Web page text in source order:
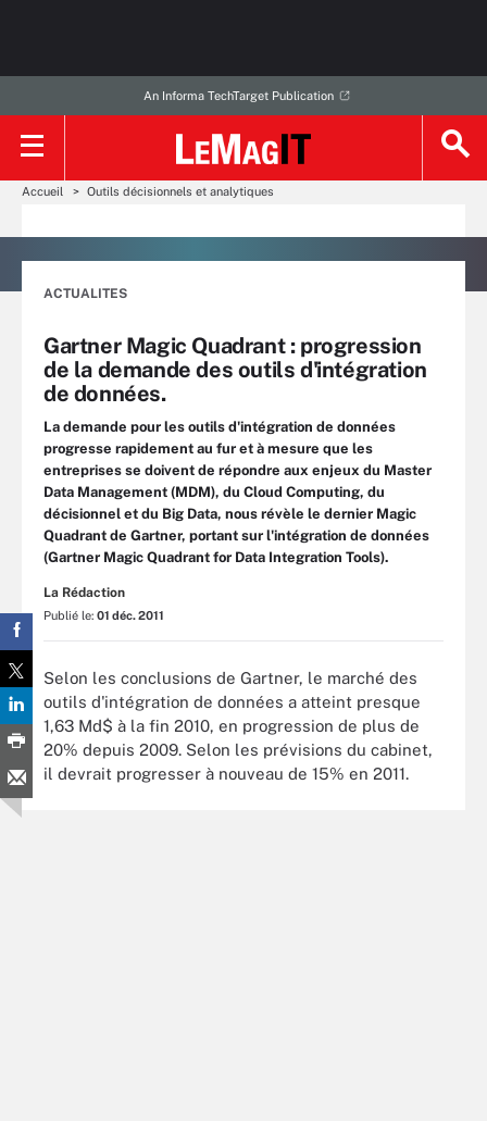
An Informa TechTarget Publication
Accueil Outils décisionnels et analytiques
ACTUALITES
Gartner Magic Quadrant : progression
de la demande des outils d'intégration
de données.
La demande pour les outils d'intégration de données
progresse rapidement au fur et à mesure que les
entreprises se doivent de répondre aux enjeux du Master
Data Management (MDM), du Cloud Computing, du
décisionnel et du Big Data, nous révèle le dernier Magic
Quadrant de Gartner, portant sur l'intégration de données
(Gartner Magic Quadrant for Data Integration Tools).
La Rédaction
Publié le: 01 déc. 2011
Selon les conclusions de Gartner, le marché des
outils d'intégration de données a atteint presque
1,63 Md$ à la fin 2010, en progression de plus de
20% depuis 2009. Selon les prévisions du cabinet,
il devrait progresser à nouveau de 15% en 2011.